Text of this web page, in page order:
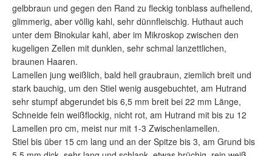
gelbbraun und gegen den Rand zu fleckig tonblass aufhellend,
glimmerig, aber völlig kahl, sehr dünnfleischig. Huthaut auch
unter dem Binokular kahl, aber im Mikroskop zwischen den
kugeligen Zellen mit dunklen, sehr schmal lanzettlichen,
braunen Haaren.
Lamellen jung weißlich, bald hell graubraun, ziemlich breit und
stark bauchig, um den Stiel wenig ausgebuchtet, am Hutrand
sehr stumpf abgerundet bis 6,5 mm breit bei 22 mm Länge,
Schneide fein weißflockig, nicht rot, am Hutrand mit bis zu 12
Lamellen pro cm, meist nur mit 1-3 Zwischenlamellen.
Stiel bis über 15 cm lang und an der Spitze bis 3, am Grund bis